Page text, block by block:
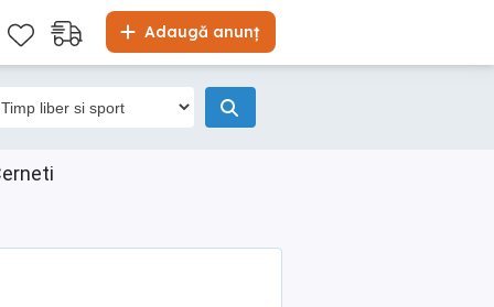
Adaugă anunț